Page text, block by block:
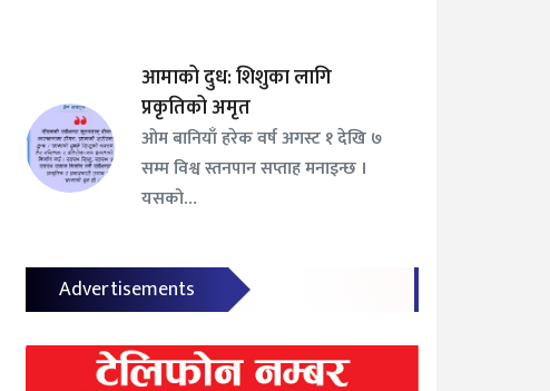
आमाको दुध: शिशुका लागि
प्रकृतिको अमृत
ओम बानियाँ हरेक वर्ष अगस्ट १ देखि ७
सम्म विश्व स्तनपान सप्ताह मनाइन्छ ।
यसको…
Advertisements